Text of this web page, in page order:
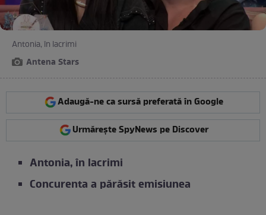
Antonia, în lacrimi
Antena Stars
Adaugă-ne ca sursă preferată în Google
Urmărește SpyNews pe Discover
Antonia, în lacrimi
Concurenta a părăsit emisiunea